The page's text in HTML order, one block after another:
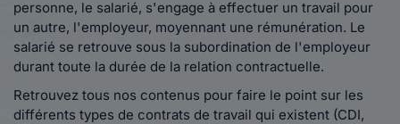
personne, le salarié, s'engage à effectuer un travail pour
un autre, l'employeur, moyennant une rémunération. Le
salarié se retrouve sous la subordination de l'employeur
durant toute la durée de la relation contractuelle.
Retrouvez tous nos contenus pour faire le point sur les
différents types de contrats de travail qui existent (CDI,